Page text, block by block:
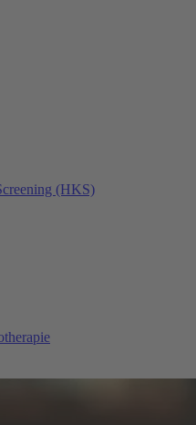
(HKS)